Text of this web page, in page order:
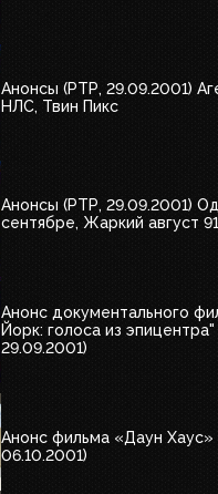
Анонсы (РТР, 29.09.2001)
НЛС, Твин Пикс
Анонсы (РТР, 29.09.2001)
сентябре, Жаркий август
Анонс документального
Йорк: голоса из
29.09.2001)
Анонс фильма «Даун Хаус»
06.10.2001)